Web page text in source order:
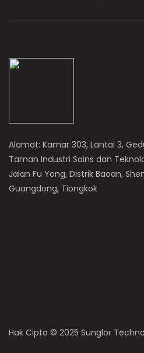
Alamat: Kamar 303, Lantai 3,
Taman Industri Sains dan
Jalan Fu Yong, Distrik Baoan,
Guangdong, Tiongkok
Hak Cipta © 2025 Sunglor